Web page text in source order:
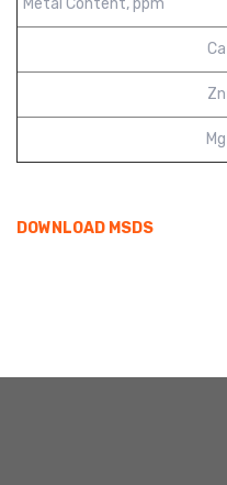
Metal Content, ppm
Ca
Zn
Mg
DOWNLOAD MSDS